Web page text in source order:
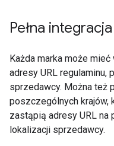
Pełna integracja
Każda marka może mieć
adresy URL regulaminu,
sprzedawcy. Można też
poszczególnych krajów,
zastąpią adresy URL
lokalizacji sprzedawcy.